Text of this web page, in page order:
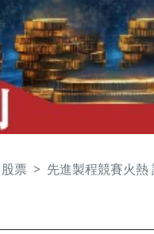
股票 先進製程競賽火熱